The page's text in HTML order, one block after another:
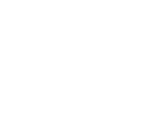
PL e Flávio